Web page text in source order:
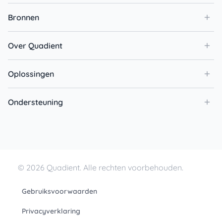
Bronnen
Over Quadient
Oplossingen
Ondersteuning
© 2026 Quadient. Alle rechten voorbehouden.
Gebruiksvoorwaarden
Privacyverklaring